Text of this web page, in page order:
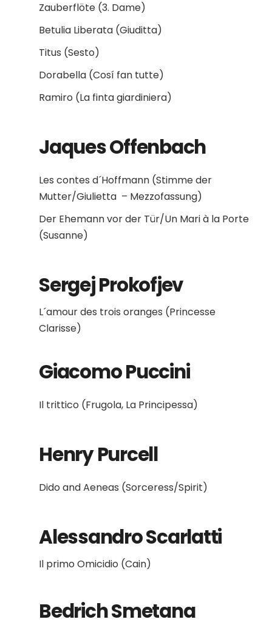
Zauberflöte (3. Dame)
Betulia Liberata (Giuditta)
Titus (Sesto)
Dorabella (Cosí fan tutte)
Ramiro (La finta giardiniera)
Jaques Offenbach
Les contes d´Hoffmann (Stimme der
Mutter/Giulietta – Mezzofassung)
Der Ehemann vor der Tür/Un Mari à la Porte
(Susanne)
Sergej Prokofjev
L´amour des trois oranges (Princesse
Clarisse)
Giacomo Puccini
Il trittico (Frugola, La Principessa)
Henry Purcell
Dido and Aeneas (Sorceress/Spirit)
Alessandro Scarlatti
Il primo Omicidio (Cain)
Bedrich Smetana